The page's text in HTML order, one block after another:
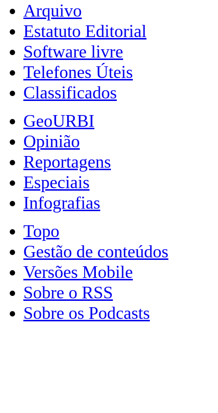
Arquivo
Estatuto Editorial
Software livre
Telefones Úteis
Classificados
GeoURBI
Opinião
Reportagens
Especiais
Infografias
Topo
Gestão de conteúdos
Versões Mobile
Sobre o RSS
Sobre os Podcasts